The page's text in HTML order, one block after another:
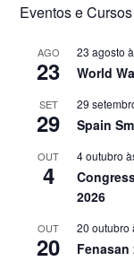
Eventos e Cursos
AGO
23
23 agosto
World
SET
29
29
Spain
OUT
4
4 outubro
2026
OUT
20
20 outubro
Fenasan